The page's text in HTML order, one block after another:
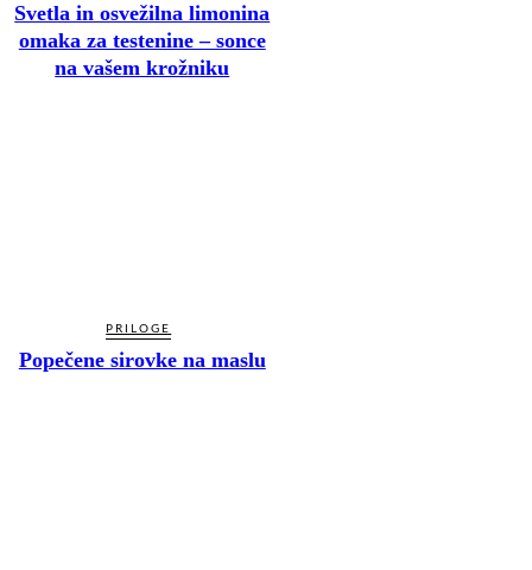
Svetla in osvežilna limonina
omaka za testenine – sonce
na vašem krožniku
PRILOGE
Popečene sirovke na maslu